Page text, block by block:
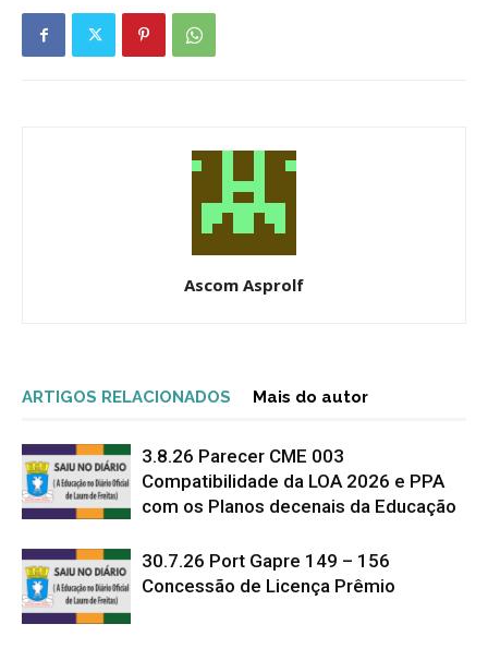
Ascom Asprolf
ARTIGOS RELACIONADOS Mais do autor
3.8.26 Parecer CME 003
Compatibilidade da LOA 2026 e PPA
com os Planos decenais da Educação
30.7.26 Port Gapre 149 – 156
Concessão de Licença Prêmio